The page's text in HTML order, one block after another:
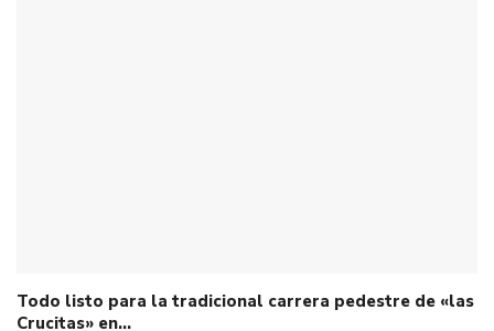
Todo listo para la tradicional carrera pedestre de «las
Crucitas» en…